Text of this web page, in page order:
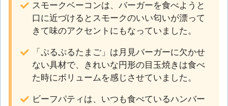
スモークベーコンは、バーガーを食べようと
口に近づけるとスモークのいい匂いが漂って
きて味のアクセントにもなっていました。
「ぷるぷるたまご」は月見バーガーに欠かせ
ない具材で、きれいな円形の目玉焼きは食べ
た時にボリュームを感じさせていました。
ビーフパティは、いつも食べているハンバー